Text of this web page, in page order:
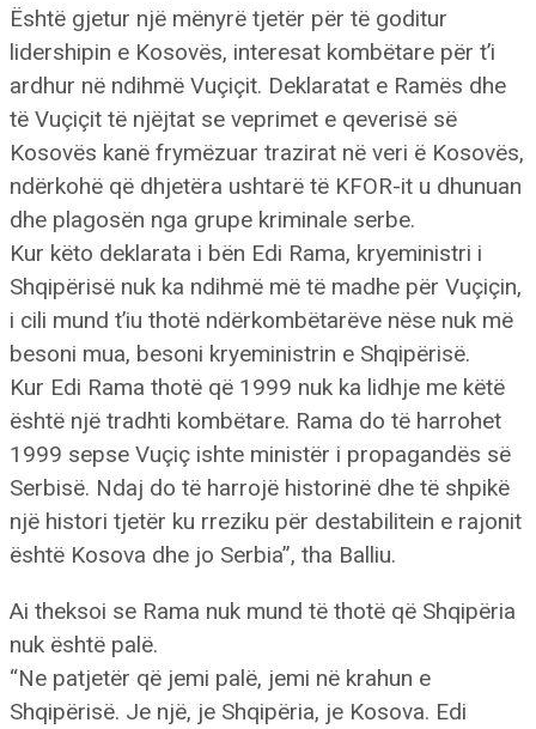
Është gjetur një mënyrë tjetër për të goditur
lidershipin e Kosovës, interesat kombëtare për t’i
ardhur në ndihmë Vuçiçit. Deklaratat e Ramës dhe
të Vuçiçit të njëjtat se veprimet e qeverisë së
Kosovës kanë frymëzuar trazirat në veri ë Kosovës,
ndërkohë që dhjetëra ushtarë të KFOR-it u dhunuan
dhe plagosën nga grupe kriminale serbe.
Kur këto deklarata i bën Edi Rama, kryeministri i
Shqipërisë nuk ka ndihmë më të madhe për Vuçiçin,
i cili mund t’iu thotë ndërkombëtarëve nëse nuk më
besoni mua, besoni kryeministrin e Shqipërisë.
Kur Edi Rama thotë që 1999 nuk ka lidhje me këtë
është një tradhti kombëtare. Rama do të harrohet
1999 sepse Vuçiç ishte ministër i propagandës së
Serbisë. Ndaj do të harrojë historinë dhe të shpikë
një histori tjetër ku rreziku për destabilitein e rajonit
është Kosova dhe jo Serbia”, tha Balliu.
Ai theksoi se Rama nuk mund të thotë që Shqipëria
nuk është palë.
“Ne patjetër që jemi palë, jemi në krahun e
Shqipërisë. Je një, je Shqipëria, je Kosova. Edi